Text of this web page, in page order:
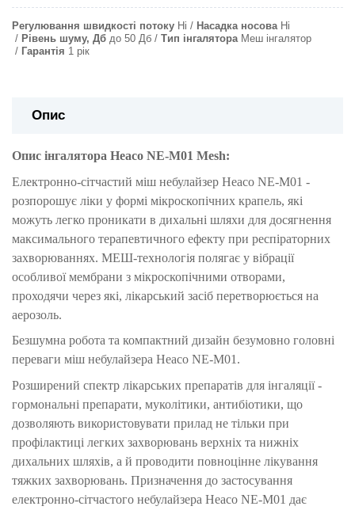
Регулювання швидкості потоку Ні Насадка носова Ні
Рівень шуму, Дб до 50 Дб Тип інгалятора Меш інгалятор
Гарантія 1 рік
Опис
Опис інгалятора Heaco NE-M01 Mesh:
Електронно-сітчастий міш небулайзер Heaco NE-M01 -
розпорошує ліки у формі мікроскопічних крапель, які
можуть легко проникати в дихальні шляхи для досягнення
максимального терапевтичного ефекту при респіраторних
захворюваннях. МЕШ-технологія полягає у вібрації
особливої ​​мембрани з мікроскопічними отворами,
проходячи через які, лікарський засіб перетворюється на
аерозоль.
Безшумна робота та компактний дизайн безумовно головні
переваги міш небулайзера Heaco NE-M01.
Розширений спектр лікарських препаратів для інгаляції -
гормональні препарати, муколітики, антибіотики, що
дозволяють використовувати прилад не тільки при
профілактиці легких захворювань верхніх та нижніх
дихальних шляхів, а й проводити повноцінне лікування
тяжких захворювань. Призначення до застосування
електронно-сітчастого небулайзера Heaco NE-M01 дає